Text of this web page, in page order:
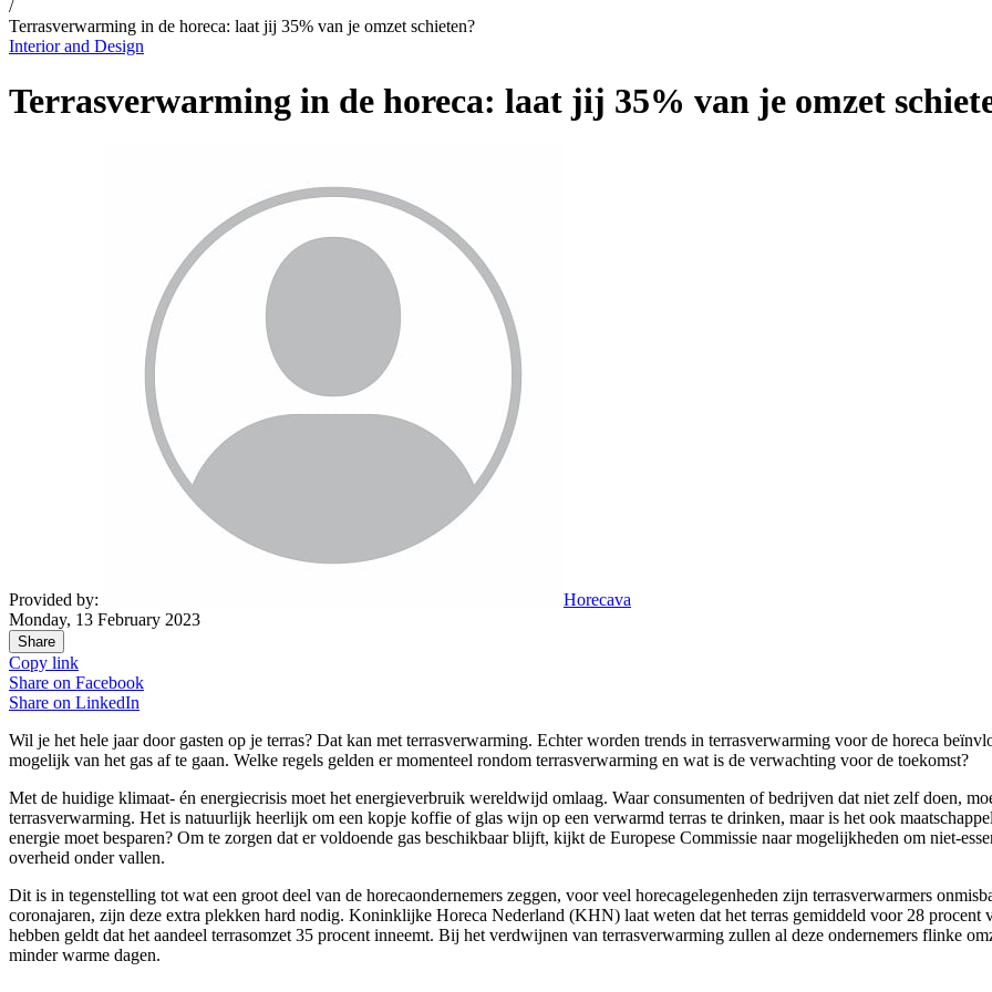
/
Terrasverwarming in de horeca: laat jij 35% van je omzet schieten?
Interior and Design
Terrasverwarming in de horeca: laat jij 35% van je omzet
Provided by:
Horecava
Monday, 13 February 2023
Share
Copy link
Share on Facebook
Share on LinkedIn
Wil je het hele jaar door gasten op je terras? Dat kan met terrasverwarming. Echter worden trends in terrasverwarming voor de horeca
mogelijk van het gas af te gaan. Welke regels gelden er momenteel rondom terrasverwarming en wat is de verwachting voor de toekomst?
Met de huidige klimaat- én energiecrisis moet het energieverbruik wereldwijd omlaag. Waar consumenten of bedrijven dat niet zelf doen,
terrasverwarming. Het is natuurlijk heerlijk om een kopje koffie of glas wijn op een verwarmd terras te drinken, maar is het ook
energie moet besparen? Om te zorgen dat er voldoende gas beschikbaar blijft, kijkt de Europese Commissie naar mogelijkheden om niet-
overheid onder vallen.
Dit is in tegenstelling tot wat een groot deel van de horecaondernemers zeggen, voor veel horecagelegenheden zijn terrasverwarmers
coronajaren, zijn deze extra plekken hard nodig. Koninklijke Horeca Nederland (KHN) laat weten dat het terras gemiddeld voor 28 procent
hebben geldt dat het aandeel terrasomzet 35 procent inneemt. Bij het verdwijnen van terrasverwarming zullen al deze ondernemers flinke
minder warme dagen.